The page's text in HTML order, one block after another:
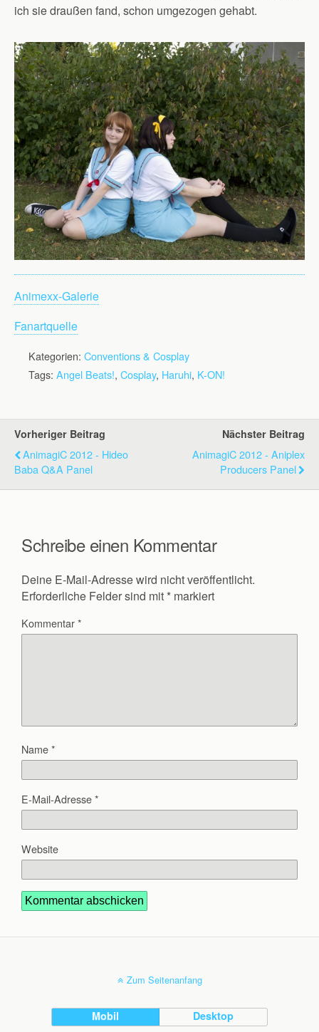
ich sie draußen fand, schon umgezogen gehabt.
Animexx-Galerie
Fanartquelle
Kategorien: Conventions & Cosplay
Tags: Angel Beats!, Cosplay, Haruhi, K-ON!
Vorheriger Beitrag
AnimagiC 2012 - Hideo
Baba Q&A Panel
Nächster Beitrag
AnimagiC 2012 - Aniplex
Producers Panel
Schreibe einen Kommentar
Deine E-Mail-Adresse wird nicht veröffentlicht.
Erforderliche Felder sind mit * markiert
Kommentar*
Name*
E-Mail-Adresse*
Website
Zum Seitenanfang
Mobil Desktop